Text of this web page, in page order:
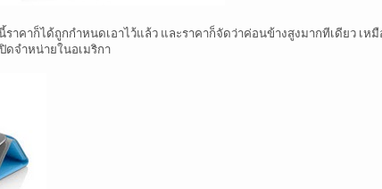
าคาก็ได้ถูกกำหนดเอาไว้แล้ว และราคาก็จัดว่าค่อนข้างสูงมากทีเดียว เห
ดจำหน่ายในอเมริกา